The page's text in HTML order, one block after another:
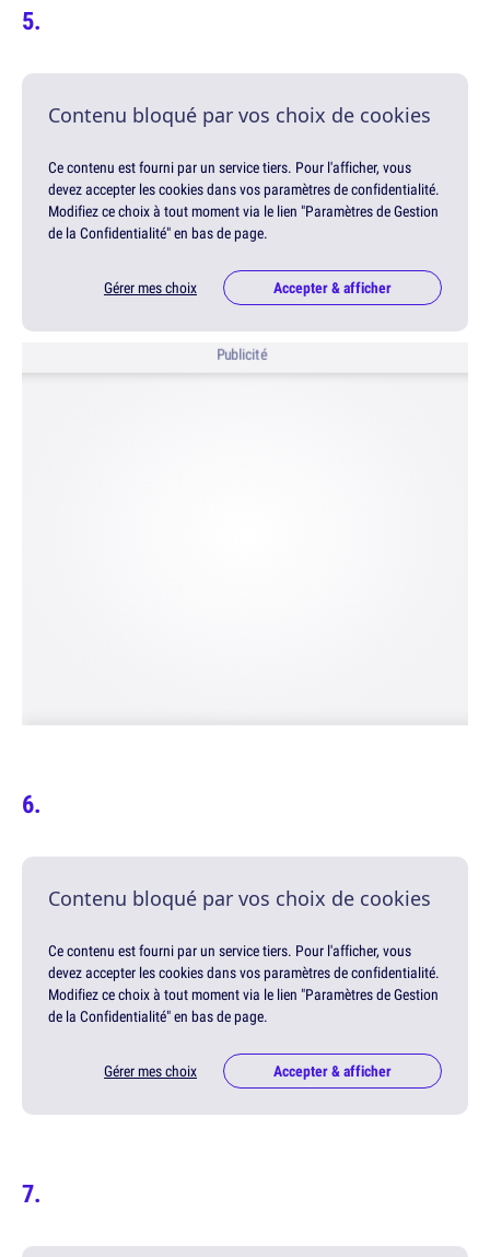
Contenu bloqué par vos choix de cookies
Ce contenu est fourni par un service tiers. Pour l'afficher, vous
devez accepter les cookies dans vos paramètres de confidentialité.
Modifiez ce choix à tout moment via le lien "Paramètres de Gestion
de la Confidentialité" en bas de page.
Gérer mes choix Accepter & afficher
Publicité
Contenu bloqué par vos choix de cookies
Ce contenu est fourni par un service tiers. Pour l'afficher, vous
devez accepter les cookies dans vos paramètres de confidentialité.
Modifiez ce choix à tout moment via le lien "Paramètres de Gestion
de la Confidentialité" en bas de page.
Gérer mes choix Accepter & afficher